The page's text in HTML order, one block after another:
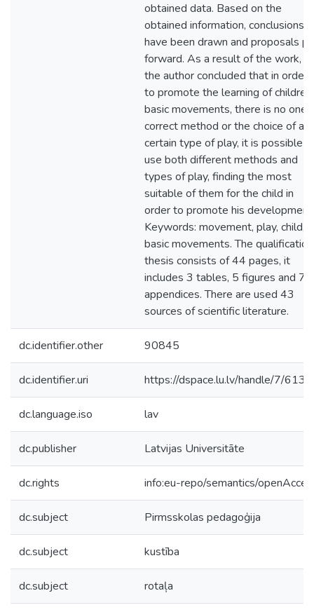
obtained data. Based on the
obtained information, conclusions
have been drawn and proposals
forward. As a result of the work,
the author concluded that in order
to promote the learning of
basic movements, there is no one
correct method or the choice of a
certain type of play, it is possible
use both different methods and
types of play, finding the most
suitable of them for the child in
order to promote his development.
Keywords: movement, play, child,
basic movements. The qualification
thesis consists of 44 pages, it
includes 3 tables, 5 figures and 7
appendices. There are used 43
sources of scientific literature.
dc.identifier.other 90845
dc.identifier.uri https://dspace.lu.lv/handle/7/
dc.language.iso lav
dc.publisher Latvijas Universitāte
dc.rights info:eu-repo/semantics/
dc.subject Pirmsskolas pedagoģija
dc.subject kustība
dc.subject rotaļa